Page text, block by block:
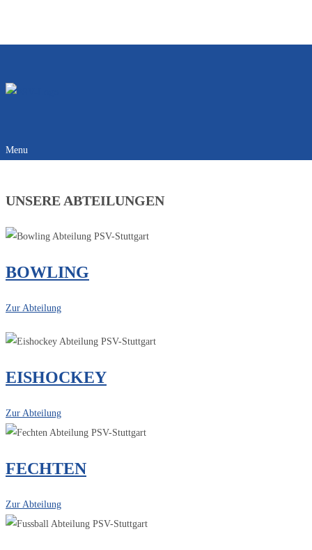
Menu
UNSERE ABTEILUNGEN
BOWLING
Zur Abteilung
EISHOCKEY
Zur Abteilung
FECHTEN
Zur Abteilung